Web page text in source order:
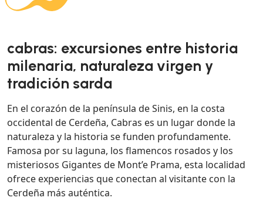
cabras: excursiones entre historia
milenaria, naturaleza virgen y
tradición sarda
En el corazón de la península de Sinis, en la costa
occidental de Cerdeña, Cabras es un lugar donde la
naturaleza y la historia se funden profundamente.
Famosa por su laguna, los flamencos rosados y los
misteriosos Gigantes de Mont’e Prama, esta localidad
ofrece experiencias que conectan al visitante con la
Cerdeña más auténtica.